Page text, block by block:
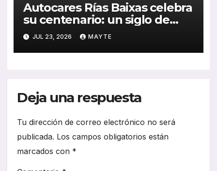
Autocares Rías Baixas celebra
su centenario: un siglo de
historia, esfuerzo familiar y
compromiso con el
transporte gallego
JUL 23, 2026 MAYTE
Deja una respuesta
Tu dirección de correo electrónico no será
publicada. Los campos obligatorios están
marcados con *